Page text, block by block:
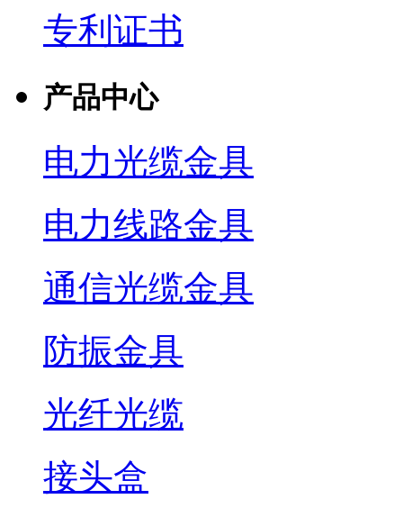
专利证书
产品中心
电力光缆金具
电力线路金具
通信光缆金具
防振金具
光纤光缆
接头盒